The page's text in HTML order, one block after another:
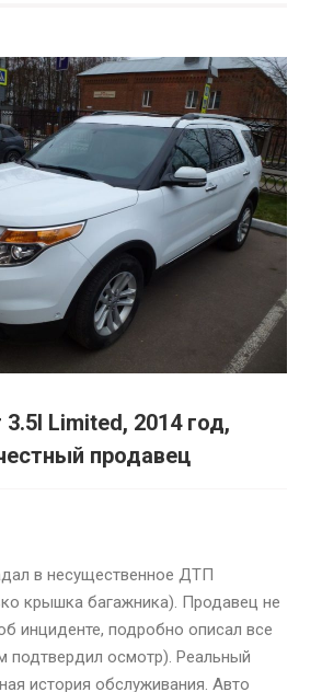
Limited, 2014 год,
продавец
в несущественное ДТП
крышка багажника). Продавец не
инциденте, подробно описал все
подтвердил осмотр). Реальный
история обслуживания. Авто